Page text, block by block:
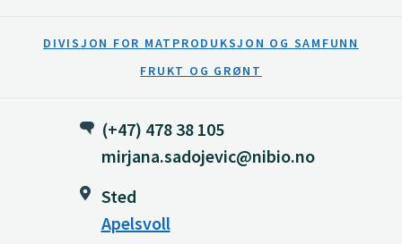
DIVISJON FOR MATPRODUKSJON OG SAMFUNN
FRUKT OG GRØNT
(+47) 478 38 105
mirjana.sadojevic@nibio.no
Sted
Apelsvoll